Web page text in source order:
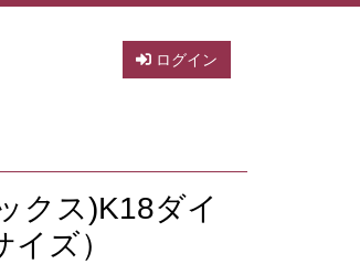
ログイン
クス)K18ダイ
ズ）